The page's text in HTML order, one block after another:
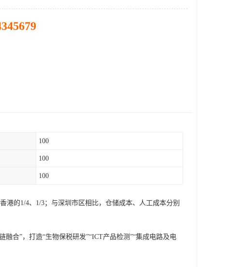
100
100
100
的1/4、1/3；与深圳市区相比，仓储成本、人工成本分别
合”，打造“生物保税研发”“ICT产品检测”“集成电路及电